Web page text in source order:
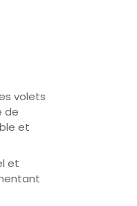
volets
de
et
et